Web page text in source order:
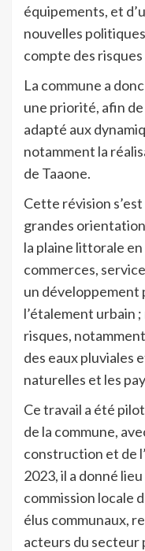
équipements, et
nouvelles
compte des
La commune a
une priorité, afin
adapté aux
notamment la
de Taaone.
Cette révision
grandes
la plaine littorale
commerces,
un développement
l’étalement urbain
risques,
des eaux pluviales
naturelles et les
Ce travail a été
de la commune,
construction et de
2023, il a donné
commission locale
élus communaux,
acteurs du secteur